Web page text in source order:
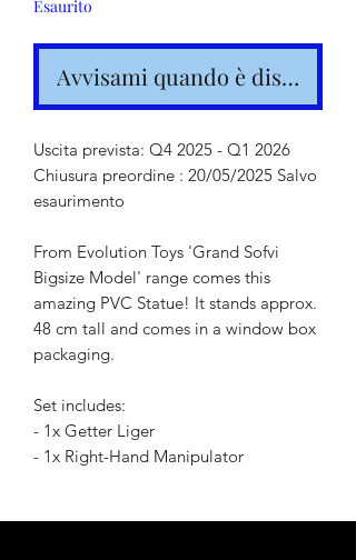
Esaurito
Avvisami quando è disponibile
Uscita prevista: Q4 2025 - Q1 2026
Chiusura preordine : 20/05/2025 Salvo
esaurimento
From Evolution Toys 'Grand Sofvi
Bigsize Model' range comes this
amazing PVC Statue! It stands approx.
48 cm tall and comes in a window box
packaging.
Set includes:
- 1x Getter Liger
- 1x Right-Hand Manipulator